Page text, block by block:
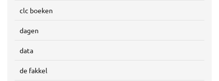
clc boeken
dagen
data
de fakkel